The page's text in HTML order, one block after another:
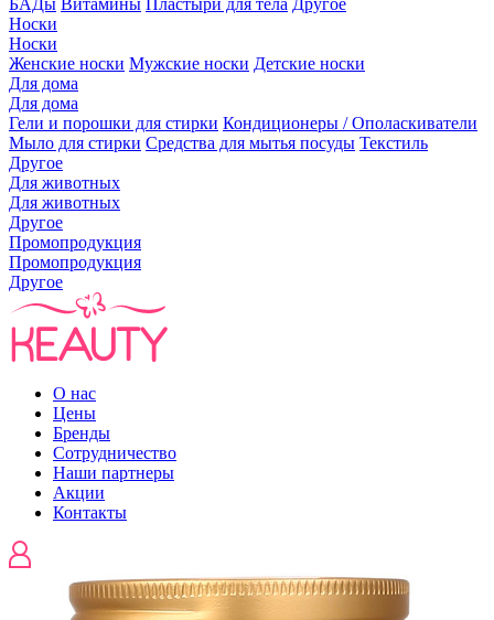
БАДы Витамины Пластыри для тела Другое
Носки
Носки
Женские носки Мужские носки Детские носки
Для дома
Для дома
Гели и порошки для стирки Кондиционеры / Ополаскиватели
Мыло для стирки Средства для мытья посуды Текстиль
Другое
Для животных
Для животных
Другое
Промопродукция
Промопродукция
Другое
О нас
Цены
Бренды
Сотрудничество
Наши партнеры
Акции
Контакты